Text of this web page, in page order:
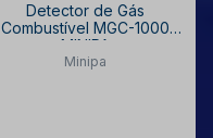
Detector de Gás
Combustível MGC-1000
MINIPA
Minipa